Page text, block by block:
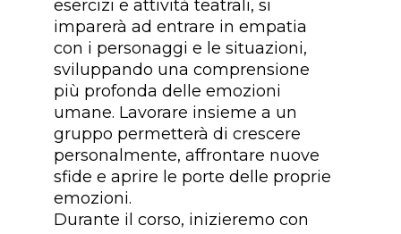
esercizi e attività teatrali, si
imparerà ad entrare in empatia
con i personaggi e le situazioni,
sviluppando una comprensione
più profonda delle emozioni
umane. Lavorare insieme a un
gruppo permetterà di crescere
personalmente, affrontare nuove
sfide e aprire le porte delle proprie
emozioni.
Durante il corso, inizieremo con